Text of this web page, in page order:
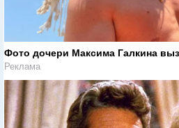
Фото дочери Максима Галкина
Реклама